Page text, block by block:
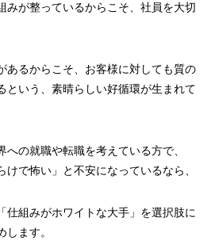
みが整っているからこそ、社員を大切
あるからこそ、お客様に対しても質の
という、素晴らしい好循環が生まれて
への就職や転職を考えている方で、
けで怖い」と不安になっているなら、
仕組みがホワイトな大手」を選択肢に
ます。